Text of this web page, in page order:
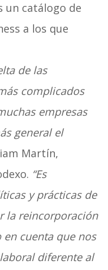
un catálogo de
a los que
de las
complicados
empresas
general el
Martín,
“Es
y prácticas de
la reincorporación
cuenta que nos
diferente al